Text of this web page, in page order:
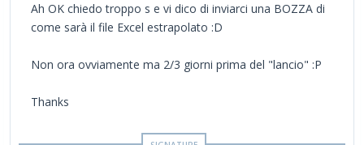
Ah OK chiedo troppo s e vi dico di inviarci una BOZZA di
come sarà il file Excel estrapolato :D
Non ora ovviamente ma 2/3 giorni prima del "lancio" :P
Thanks